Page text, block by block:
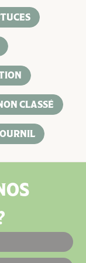
CLASSÉ